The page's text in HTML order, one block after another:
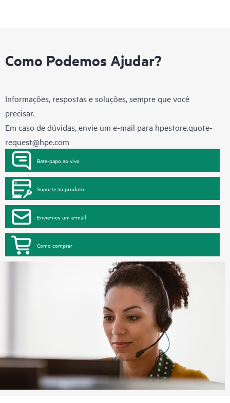
Como Podemos Ajudar?
Informações, respostas e soluções, sempre que você
precisar.
Em caso de dúvidas, envie um e-mail para hpestore.quote-
request@hpe.com
Bate-papo ao vivo
Suporte ao produto
Envie-nos um e-mail
Como comprar